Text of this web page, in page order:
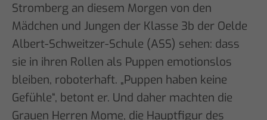
Stromberg an diesem Morgen von den
Mädchen und Jungen der Klasse 3b der Oelde
Albert-Schweitzer-Schule (ASS) sehen: dass
sie in ihren Rollen als Puppen emotionslos
bleiben, roboterhaft. „Puppen haben keine
Gefühle“, betont er. Und daher machten die
Grauen Herren Mome, die Hauptfigur des